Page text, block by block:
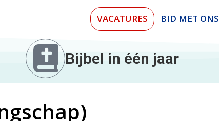
VACATURES BID MET ONS
Bijbel in één jaar